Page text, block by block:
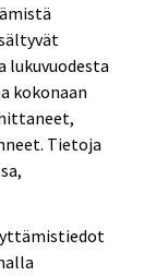
lukuvuodesta
kokonaan
Tietoja